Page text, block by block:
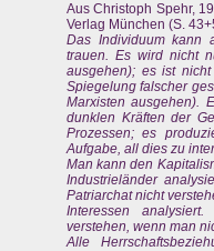
Aus Christoph Spehr,
Verlag München (S.
Das Individuum kann
trauen. Es wird nicht
ausgehen); es ist
Spiegelung falscher
Marxisten ausgehen).
dunklen Kräften der
Prozessen; es
Aufgabe, all dies zu
Man kann den
Industrieländer
Patriarchat nicht
Interessen
verstehen, wenn man
Alle